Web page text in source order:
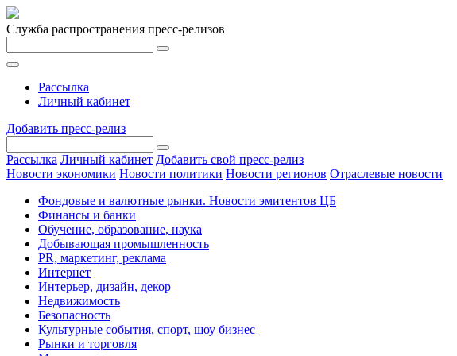
Служба распространения пресс-релизов
Рассылка
Личный кабинет
Добавить пресс-релиз
Рассылка Личный кабинет Добавить свой пресс-релиз
Новости экономики Новости политики Новости регионов Отраслевые новости
Фондовые и валютные рынки. Новости эмитентов ЦБ
Финансы и банки
Обучение, образование, наука
Добывающая промышленность
PR, маркетинг, реклама
Интернет
Интерьер, дизайн, декор
Недвижимость
Безопасность
Культурные события, спорт, шоу бизнес
Рынки и торговля